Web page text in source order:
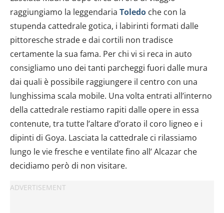
raggiungiamo la leggendaria Toledo che con la
stupenda cattedrale gotica, i labirinti formati dalle
pittoresche strade e dai cortili non tradisce
certamente la sua fama. Per chi vi si reca in auto
consigliamo uno dei tanti parcheggi fuori dalle mura
dai quali è possibile raggiungere il centro con una
lunghissima scala mobile. Una volta entrati all’interno
della cattedrale restiamo rapiti dalle opere in essa
contenute, tra tutte l’altare d’orato il coro ligneo e i
dipinti di Goya. Lasciata la cattedrale ci rilassiamo
lungo le vie fresche e ventilate fino all’ Alcazar che
decidiamo però di non visitare.